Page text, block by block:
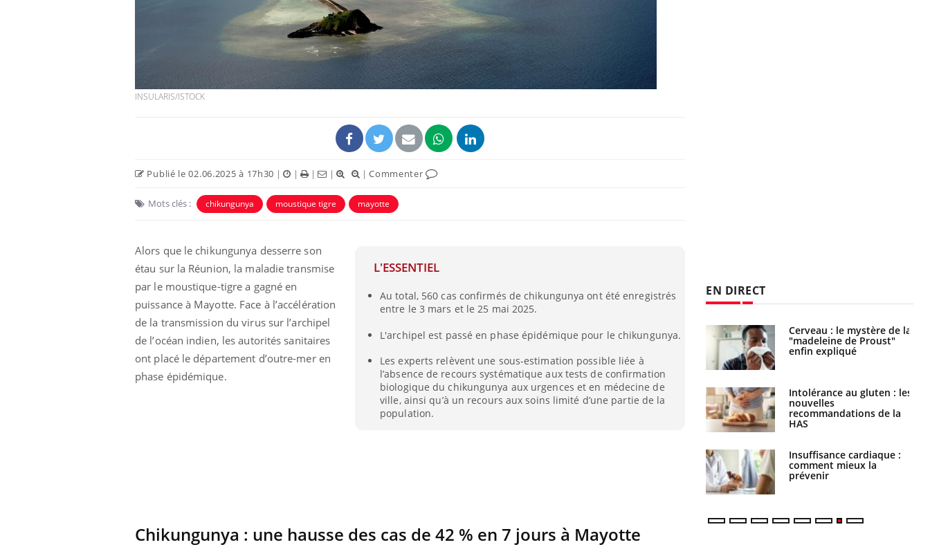
INSULARIS/ISTOCK
Publié le 02.06.2025 à 17h30 | | | | |Commenter
Mots clés : chikungunya moustique tigre mayotte
L'ESSENTIEL
Au total, 560 cas confirmés de chikungunya ont été enregistrés
entre le 3 mars et le 25 mai 2025.
L'archipel est passé en phase épidémique pour le chikungunya.
Les experts relèvent une sous-estimation possible liée à
l’absence de recours systématique aux tests de confirmation
biologique du chikungunya aux urgences et en médecine de
ville, ainsi qu’à un recours aux soins limité d’une partie de la
population.
Alors que le chikungunya desserre son
étau sur la Réunion, la maladie transmise
par le moustique-tigre a gagné en
puissance à Mayotte. Face à l’accélération
de la transmission du virus sur l’archipel
de l’océan indien, les autorités sanitaires
ont placé le département d’outre-mer en
phase épidémique.
Chikungunya : une hausse des cas de 42 % en 7 jours à Mayotte
EN DIRECT
Grossesse et chaleur : ce
que dit la science
Mordue par un
barracuda, une petite fille
réflexe essentiel
Légionellose en Suisse :
quelle est l’origine de la
contamination ?
Comment gérer le
sommeil des enfants en
Bilan prévention : ce que
les kinés pourront
Cerveau : le mystère de la
"madeleine de Proust"
enfin expliqué
Intolérance au gluten : les
nouvelles
recommandations de la
HAS
Insuffisance cardiaque :
comment mieux la
prévenir